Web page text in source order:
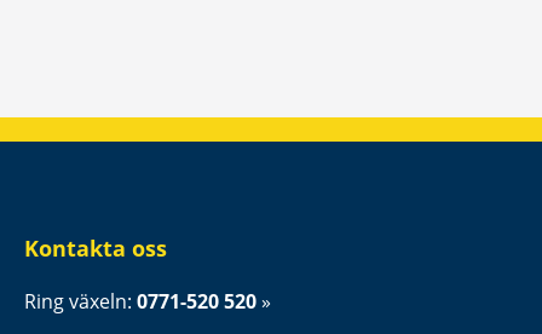
Kontakta oss
Ring växeln: 0771-520 520